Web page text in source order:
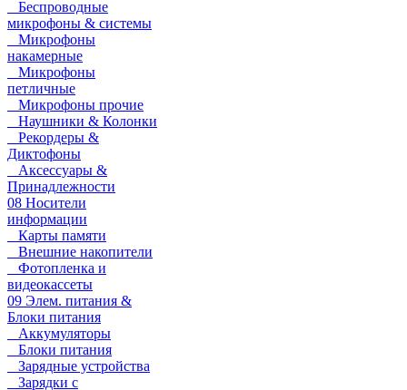
Беспроводные
микрофоны & системы
Микрофоны
накамерные
Микрофоны
петличные
Микрофоны прочие
Наушники & Колонки
Рекордеры &
Диктофоны
Аксессуары &
Принадлежности
08 Носители
информации
Карты памяти
Внешние накопители
Фотопленка и
видеокассеты
09 Элем. питания &
Блоки питания
Аккумуляторы
Блоки питания
Зарядные устройства
Зарядки с